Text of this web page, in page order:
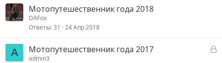
Мотопутешественник года 2018
DAFox
Ответы 31 24 Апр 2018
A
З
Мотопутешественник года 2017
admin3